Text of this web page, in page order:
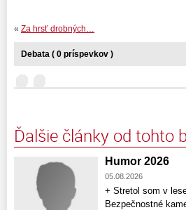
« Za hrsť drobných…
Debata ( 0 príspevkov )
Ďalšie články od tohto
Humor 2026
05.08.2026
+ Stretol som v
Bezpečnostné